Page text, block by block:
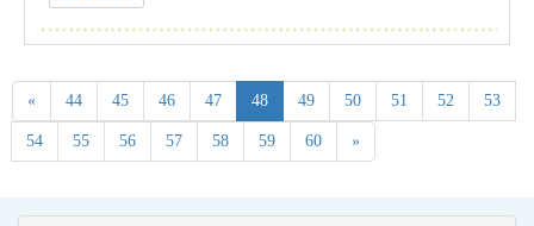
« 44 45 46 47 48 49 50 51 52 53
54 55 56 57 58 59 60 »